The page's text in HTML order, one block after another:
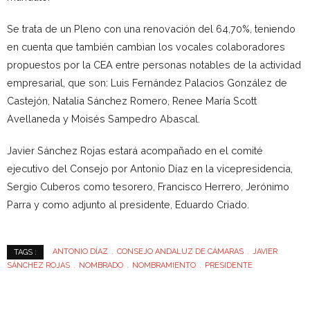
Se trata de un Pleno con una renovación del 64,70%, teniendo
en cuenta que también cambian los vocales colaboradores
propuestos por la CEA entre personas notables de la actividad
empresarial, que son: Luis Fernández Palacios González de
Castejón, Natalia Sánchez Romero, Renee María Scott
Avellaneda y Moisés Sampedro Abascal.
Javier Sánchez Rojas estará acompañado en el comité
ejecutivo del Consejo por Antonio Díaz en la vicepresidencia,
Sergio Cuberos como tesorero, Francisco Herrero, Jerónimo
Parra y como adjunto al presidente, Eduardo Criado.
TAGS : ANTONIO DÍAZ CONSEJO ANDALUZ DE CÁMARAS
JAVIER
SÁNCHEZ ROJAS
NOMBRADO NOMBRAMIENTO PRESIDENTE